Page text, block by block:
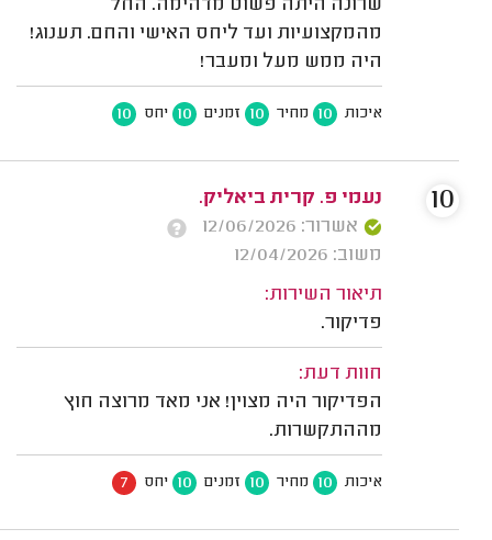
שרונה היתה פשוט מדהימה. החל
מהמקצועיות ועד ליחס האישי והחם. תענוג!
היה ממש מעל ומעבר!
איכות 10 מחיר 10 זמנים 10 יחס 10
נעמי פ. קרית ביאליק.
אשרור: 12/06/2026
משוב: 12/04/2026
תיאור השירות:
פדיקור.
חוות דעת:
הפדיקור היה מצוין! אני מאד מרוצה חוץ
מההתקשרות.
איכות 10 מחיר 10 זמנים 10 יחס 7
10